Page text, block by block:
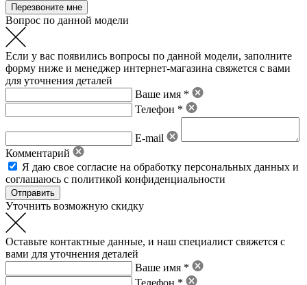
Вопрос по данной модели
Если у вас появились вопросы по данной модели, заполните
форму ниже и менеджер интернет-магазина свяжется с вами
для уточнения деталей
Ваше имя *
Телефон *
E-mail
Комментарий
Я даю свое согласие на обработку персональных данных и
соглашаюсь с политикой конфиденциальности
Уточнить возможную скидку
Оставьте контактные данные, и наш специалист свяжется с
вами для уточнения деталей
Ваше имя *
Телефон *